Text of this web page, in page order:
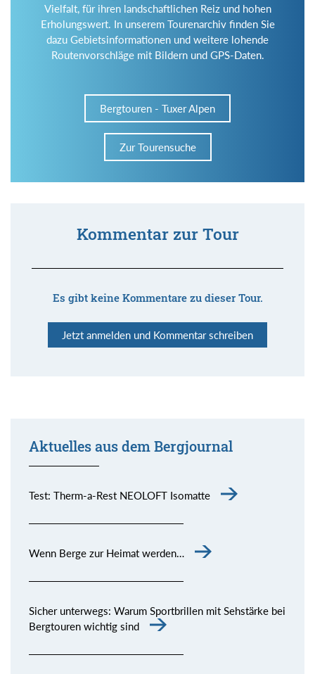
Vielfalt, für ihren landschaftlichen Reiz und hohen
Erholungswert. In unserem Tourenarchiv finden Sie
dazu Gebietsinformationen und weitere lohende
Routenvorschläge mit Bildern und GPS-Daten.
Bergtouren - Tuxer Alpen
Zur Tourensuche
Kommentar zur Tour
Es gibt keine Kommentare zu dieser Tour.
Jetzt anmelden und Kommentar schreiben
Aktuelles aus dem Bergjournal
Test: Therm-a-Rest NEOLOFT Isomatte
Wenn Berge zur Heimat werden…
Sicher unterwegs: Warum Sportbrillen mit Sehstärke bei
Bergtouren wichtig sind